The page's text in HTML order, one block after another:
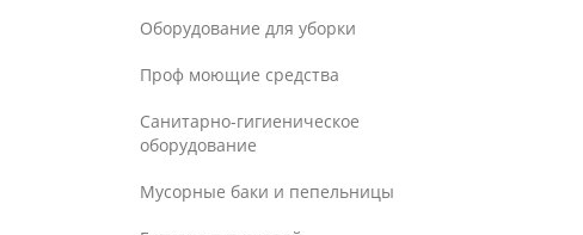
Оборудование для уборки
Проф моющие средства
Санитарно-гигиеническое
оборудование
Мусорные баки и пепельницы